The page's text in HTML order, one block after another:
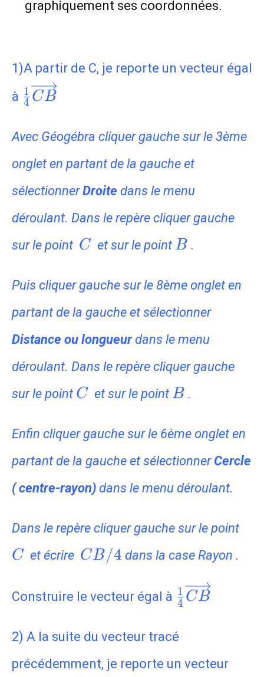
graphiquement ses coordonnées.
1)A partir de C, je reporte un vecteur égal
à \frac{1}
{4}\overrightarrow{CB}
4
1 CB
Avec Géogébra cliquer gauche sur le 3ème
onglet en partant de la gauche et
sélectionnerDroite dans le menu
déroulant. Dans le repère cliquer gauche
sur le point C
C et sur le point B
B .
Puis cliquer gauche sur le 8ème onglet en
partant de la gauche et sélectionner
Distance ou longueurdans le menu
déroulant. Dans le repère cliquer gauche
sur le point C
C et sur le point B
B .
Enfin cliquer gauche sur le 6ème onglet en
partant de la gauche et sélectionner Cercle
( centre-rayon) dans le menu déroulant.
Dans le repère cliquer gauche sur le point
C et écrire CB/4
CB/4 dans la case Rayon .
Construire le vecteur égal à \frac{1}
4
1 CB
2) A la suite du vecteur tracé
précédemment, je reporte un vecteur